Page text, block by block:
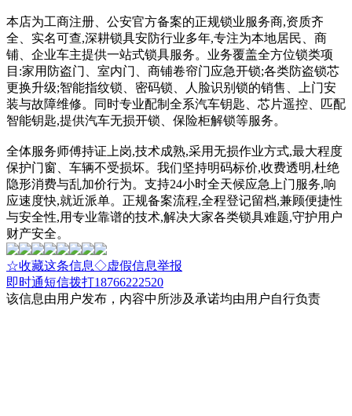
本店为工商注册、公安官方备案的正规锁业服务商,资质齐
全、实名可查,深耕锁具安防行业多年,专注为本地居民、商
铺、企业车主提供一站式锁具服务。业务覆盖全方位锁类项
目:家用防盗门、室内门、商铺卷帘门应急开锁;各类防盗锁芯
更换升级;智能指纹锁、密码锁、人脸识别锁的销售、上门安
装与故障维修。同时专业配制全系汽车钥匙、芯片遥控、匹配
智能钥匙,提供汽车无损开锁、保险柜解锁等服务。
全体服务师傅持证上岗,技术成熟,采用无损作业方式,最大程度
保护门窗、车辆不受损坏。我们坚持明码标价,收费透明,杜绝
隐形消费与乱加价行为。支持24小时全天候应急上门服务,响
应速度快,就近派单。正规备案流程,全程登记留档,兼顾便捷性
与安全性,用专业靠谱的技术,解决大家各类锁具难题,守护用户
财产安全。
☆收藏这条信息◇虚假信息举报
即时通短信拨打18766222520
该信息由用户发布，内容中所涉及承诺均由用户自行负责